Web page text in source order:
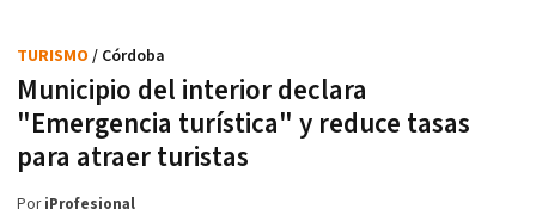
Municipio del interior declara
"Emergencia turística" y reduce tasas
para atraer turistas
TURISMO / Córdoba
PoriProfesional